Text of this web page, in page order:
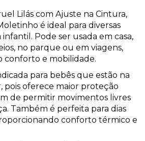
Lilás com Ajuste na Cintura,
é ideal para diversas
Pode ser usada em casa,
no parque ou em viagens,
conforto e mobilidade.
para bebês que estão na
pois oferece maior proteção
de permitir movimentos livres
Também é perfeita para dias
conforto térmico e